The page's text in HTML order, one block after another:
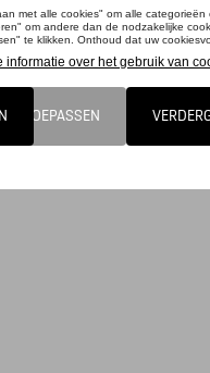
Porsche-logo. Het
dranken warm en koud